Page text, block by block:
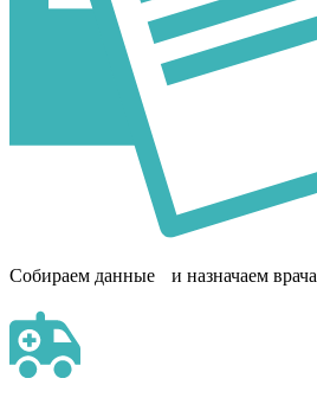
Собираем данные и назначаем врача